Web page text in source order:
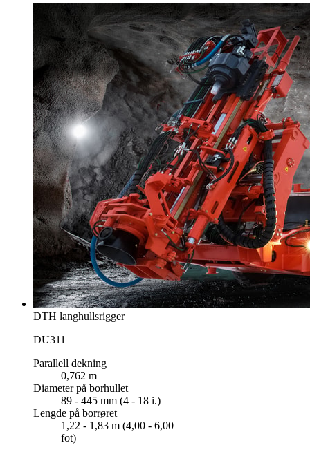
DTH langhullsrigger
DU311
Parallell dekning
0,762 m
Diameter på borhullet
89 - 445 mm (4 - 18 i.)
Lengde på borrøret
1,22 - 1,83 m (4,00 - 6,00
fot)